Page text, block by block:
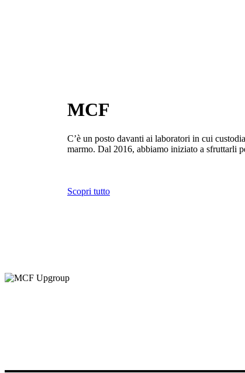
MCF
C’è un posto davanti ai laboratori in cui
marmo. Dal 2016, abbiamo iniziato a sfruttarli
Scopri tutto